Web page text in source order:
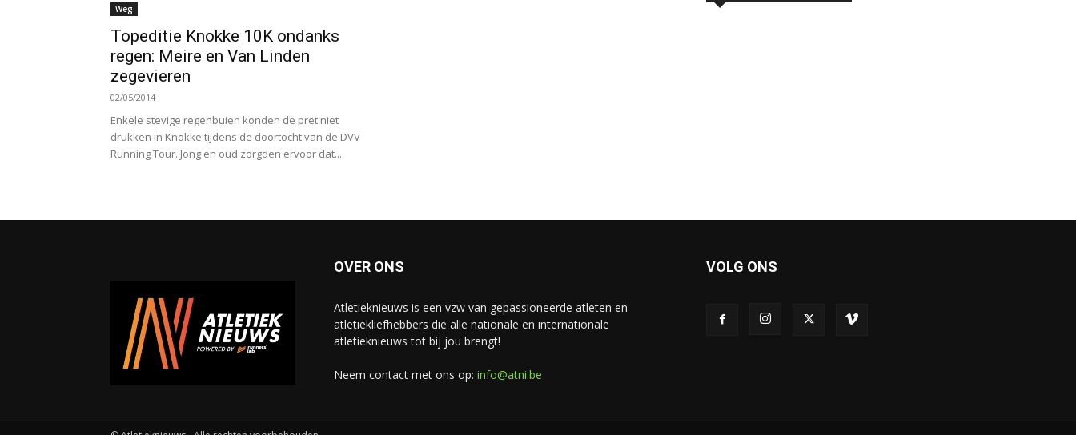
Weg
Topeditie Knokke 10K ondanks
regen: Meire en Van Linden
zegevieren
02/05/2014
Enkele stevige regenbuien konden de pret niet
drukken in Knokke tijdens de doortocht van de DVV
Running Tour. Jong en oud zorgden ervoor dat...
OVER ONS
Atletieknieuws is een vzw van gepassioneerde atleten en
atletiekliefhebbers die alle nationale en internationale
atletieknieuws tot bij jou brengt!
Neem contact met ons op: info@atni.be
VOLG ONS